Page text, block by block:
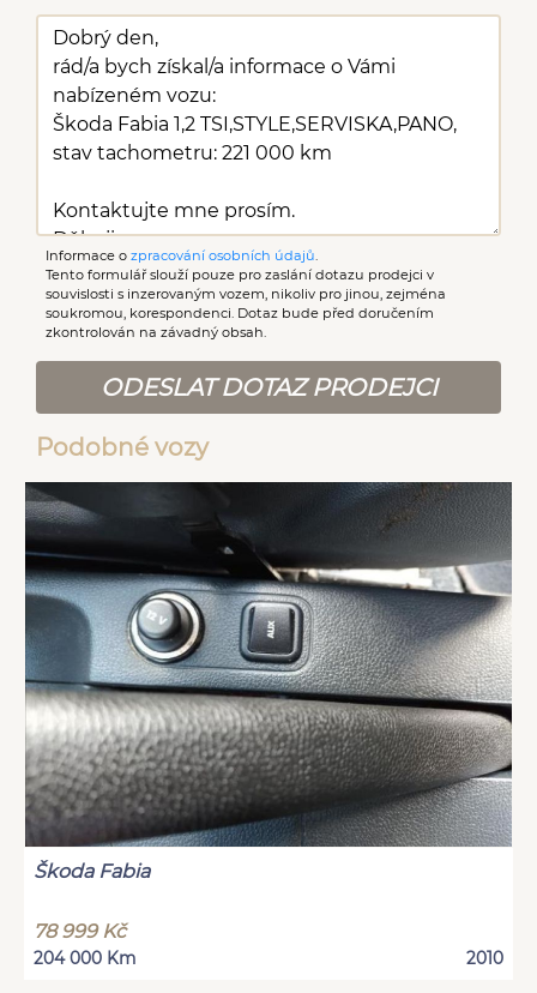
Informace o zpracování osobních údajů
Tento formulář slouží pouze pro zaslání dotazu prodejci v
souvislosti s inzerovaným vozem, nikoliv pro jinou, zejména
soukromou, korespondenci. Dotaz bude před doručením
zkontrolován na závadný obsah.
ODESLAT DOTAZ PRODEJCI
Podobné vozy
Škoda Fabia
78 999 Kč
204 000 Km 2010